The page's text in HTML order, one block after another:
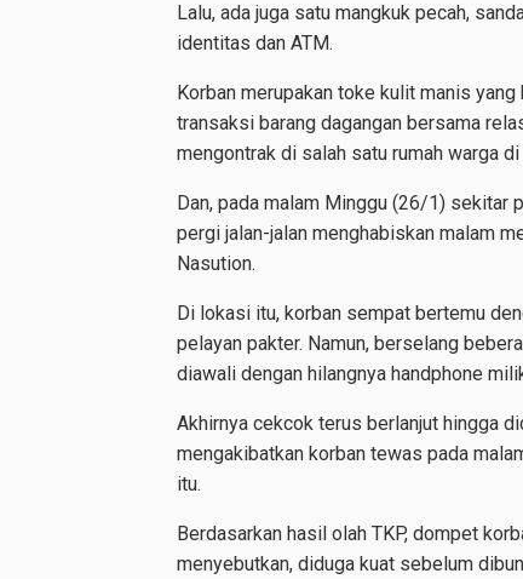
Lalu, ada juga satu mangkuk pecah,
identitas dan ATM.
Korban merupakan toke kulit manis
transaksi barang dagangan bersama
mengontrak di salah satu rumah warga
Dan, pada malam Minggu (26/1) sekitar
pergi jalan-jalan menghabiskan malam
Nasution.
Di lokasi itu, korban sempat bertemu
pelayan pakter. Namun, berselang
diawali dengan hilangnya handphone
Akhirnya cekcok terus berlanjut hingga
mengakibatkan korban tewas pada
itu.
Berdasarkan hasil olah TKP, dompet
menyebutkan, diduga kuat sebelum